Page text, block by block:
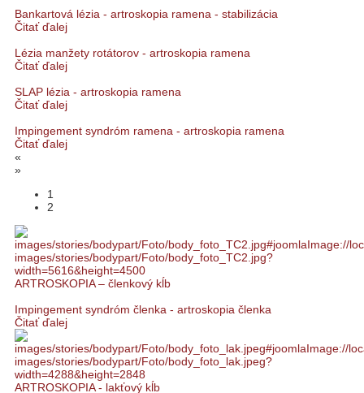
Bankartová lézia - artroskopia ramena - stabilizácia
Čitať ďalej
Lézia manžety rotátorov - artroskopia ramena
Čitať ďalej
SLAP lézia - artroskopia ramena
Čitať ďalej
Impingement syndróm ramena - artroskopia ramena
Čitať ďalej
«
»
1
2
ARTROSKOPIA – členkový kĺb
Impingement syndróm členka - artroskopia členka
Čitať ďalej
ARTROSKOPIA - lakťový kĺb